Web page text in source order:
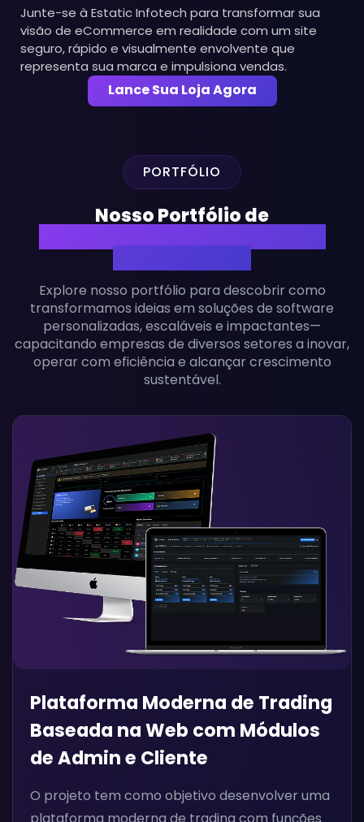
Junte-se à Estatic Infotech para transformar sua
visão de eCommerce em realidade com um site
seguro, rápido e visualmente envolvente que
representa sua marca e impulsiona vendas.
Lance Sua Loja Agora
PORTFÓLIO
Nosso Portfólio de
Explore nosso portfólio para descobrir como
transformamos ideias em soluções de software
personalizadas, escaláveis e impactantes—
capacitando empresas de diversos setores a inovar,
operar com eficiência e alcançar crescimento
sustentável.
Plataforma Moderna de Trading
Baseada na Web com Módulos
de Admin e Cliente
O projeto tem como objetivo desenvolver uma
plataforma moderna de trading com funções